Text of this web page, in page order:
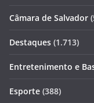
Câmara de Salvador
Destaques (1.713)
Entretenimento e
Esporte (388)